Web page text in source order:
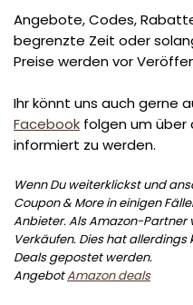
Angebote, Codes,
begrenzte Zeit oder
Preise werden vor
Ihr könnt uns auch gerne
Facebook folgen um über
informiert zu werden.
Wenn Du weiterklickst und
Coupon & More in einigen
Anbieter. Als Amazon-
Verkäufen. Dies hat allerdings
Deals gepostet werden.
AngebotAmazon deals